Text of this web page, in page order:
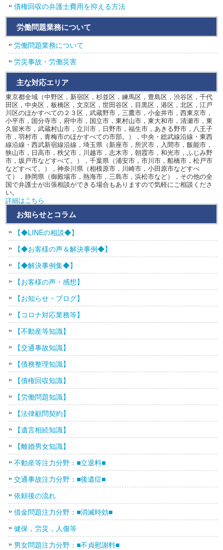
債権回収の弁護士費用を抑える方法
労働問題業務について
労働問題業務について
労災事故・労働災害
主な対応エリア
東京都全域（中野区，新宿区，杉並区，練馬区，豊島区，渋谷区，千代
田区，中央区，板橋区，文京区，世田谷区，目黒区，港区，北区，江戸
川区のほかすべての２３区，武蔵野市，三鷹市，小金井市，西東京市，
小平市，国分寺市，府中市，国立市，東村山市，東大和市，清瀬市，東
久留米市，武蔵村山市，立川市，日野市，福生市，あきる野市，八王子
市，羽村市，青梅市のほかすべての市部。），中央・総武線沿線・東西
線沿線・西武新宿線沿線，埼玉県（新座市，所沢市，入間市，飯能市，
狭山市，日高市，秩父市，川越市，志木市，朝霞市，和光市，ふじみ野
市，坂戸市などすべて。），千葉県（浦安市，市川市，船橋市，松戸市
などすべて。），神奈川県（相模原市，川崎市，小田原市などすべ
て），静岡県（御殿場市，熱海市，三島市，浜松市など），その他の全
国で弁護士が出張相談ができる場合もありますので気軽にご相談くださ
い。
詳細はこちら
お知らせとコラム
【◆LINEの相談◆】
【◆お客様の声＆解決事例◆】
【◆解決事例集◆】
【お客様の声・感想】
【お知らせ・ブログ】
【コロナ対応業務等】
【不動産等知識】
【交通事故知識】
【債務整理知識】
【債権回収知識】
【労働問題知識】
【法律顧問契約】
【遺言相続知識】
【離婚男女知識】
不動産等注力分野：■立退料■
交通事故注力分野：■後遺症■
依頼後の流れ
借金問題注力分野：■消滅時効■
健保，労災，人傷等
男女問題注力分野：■不貞慰謝料■